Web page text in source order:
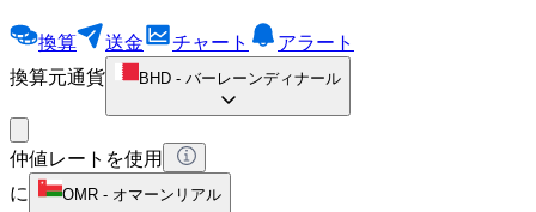
換算 送金 チャート
アラート
換算元通貨
BHD - バーレーンディナール
仲値レートを使用
に
OMR - オマーンリアル